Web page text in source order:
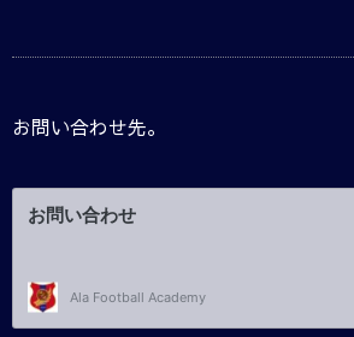
お問い合わせ先。